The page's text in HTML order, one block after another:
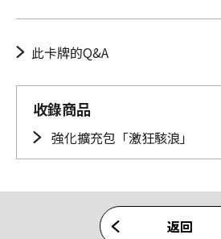
此卡牌的Q&A
收錄商品
強化擴充包「激狂駭浪」
返回